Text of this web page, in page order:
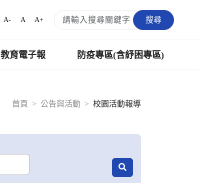
A- A A+ 搜尋
教育電子報 防疫專區(含紓困專區)
首頁
公告與活動 校園活動報導